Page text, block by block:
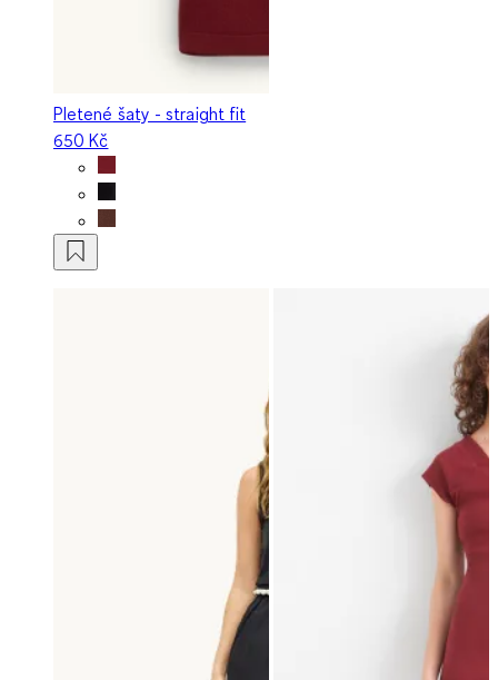
Pletené šaty - straight fit
650 Kč